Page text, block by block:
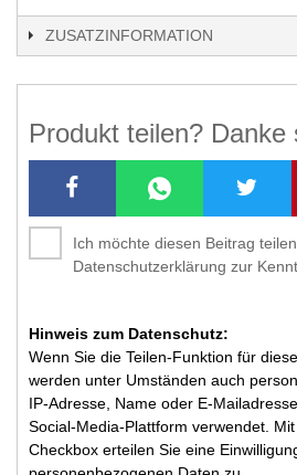
ZUSATZINFORMATION
Produkt teilen? Danke
Ich möchte diesen Beitrag
Datenschutzerklärung zur
Hinweis zum Datenschutz:
Wenn Sie die Teilen-Funktion für
werden unter Umständen auch
IP-Adresse, Name oder E-
Social-Media-Plattform verwendet.
Checkbox erteilen Sie eine